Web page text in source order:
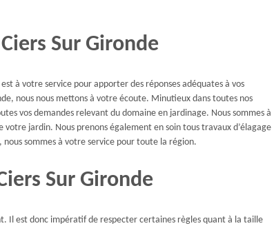
Sur Gironde
à votre service pour apporter des réponses adéquates à vos
nous nous mettons à votre écoute. Minutieux dans toutes nos
vos demandes relevant du domaine en jardinage. Nous sommes à
jardin. Nous prenons également en soin tous travaux d’élagage
sommes à votre service pour toute la région.
Sur Gironde
Il est donc impératif de respecter certaines règles quant à la taille